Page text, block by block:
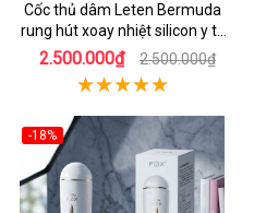
Cốc thủ dâm Leten Bermuda
rung hút xoay nhiệt silicon y tế
mới nhất
2.500.000₫ 2.500.000₫
-18%